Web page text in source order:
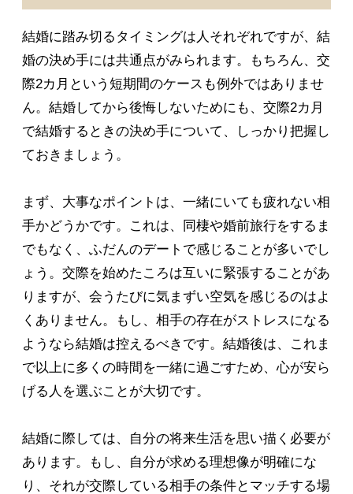
結婚に踏み切るタイミングは人それぞれですが、結
婚の決め手には共通点がみられます。もちろん、交
際2カ月という短期間のケースも例外ではありませ
ん。結婚してから後悔しないためにも、交際2カ月
で結婚するときの決め手について、しっかり把握し
ておきましょう。
まず、大事なポイントは、一緒にいても疲れない相
手かどうかです。これは、同棲や婚前旅行をするま
でもなく、ふだんのデートで感じることが多いでし
ょう。交際を始めたころは互いに緊張することがあ
りますが、会うたびに気まずい空気を感じるのはよ
くありません。もし、相手の存在がストレスになる
ようなら結婚は控えるべきです。結婚後は、これま
で以上に多くの時間を一緒に過ごすため、心が安ら
げる人を選ぶことが大切です。
結婚に際しては、自分の将来生活を思い描く必要が
あります。もし、自分が求める理想像が明確にな
り、それが交際している相手の条件とマッチする場